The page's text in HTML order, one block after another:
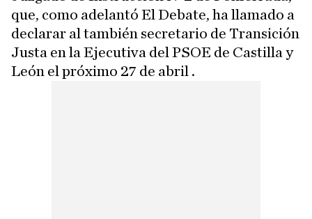
que, como adelantó El Debate, ha llamado a
declarar al también secretario de Transición
Justa en la Ejecutiva del PSOE de Castilla y
León el próximo 27 de abril .